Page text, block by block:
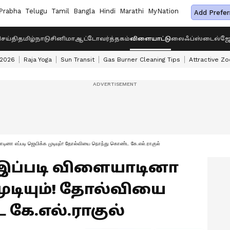
Telugu Tamil Bangla Hindi Marathi MyNation Add
தமிழ்நாடுசினிமாஆட்டோவர்த்தகம்விளையாட்டுலைஃப்ஸ்டைல்
Raja Yoga Sun Transit Gas Burner Cleaning Tips Attractive
எப்படி ஜெயிக்க முடியும்! தோல்வியை நொந்து கொண்ட கே.எல்.ராகுல்
இப்படி விளையாடினா
தோல்வியை